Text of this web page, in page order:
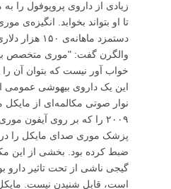
زیادی از داروی پروپوفول را
تا او بتواند بخوابد. انگیزه‌ی
دستمزد
والگرن گفت: "موری متخصص
خواب آور نیست که بتوان آن
این یک داروی بیهوشی عمومی
۲۰۰۹ را که بر روی آیفون
پزشک موری صدای مایکل را در
ضبط کرده بود. بخشی از این
گیجی ناشی از تحت تاثیر دارو
است، قابل شنیدن نیست.